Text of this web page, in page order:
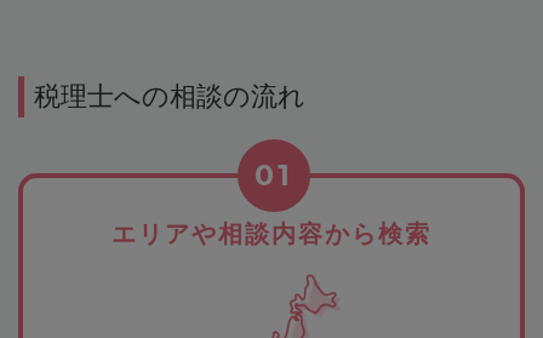
税理士への相談の流れ
エリアや相談内容から検索
01